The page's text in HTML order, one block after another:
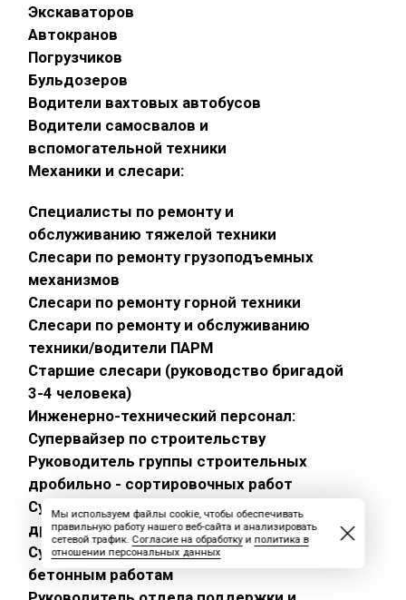
Экскаваторов
Автокранов
Погрузчиков
Бульдозеров
Водители вахтовых автобусов
Водители самосвалов и
вспомогательной техники
Механики и слесари:
Специалисты по ремонту и
обслуживанию тяжелой техники
Слесари по ремонту грузоподъемных
механизмов
Слесари по ремонту горной техники
Слесари по ремонту и обслуживанию
техники/водители ПАРМ
Старшие слесари (руководство бригадой
3-4 человека)
Инженерно-технический персонал:
Супервайзер по строительству
Руководитель группы строительных
дробильно - сортировочных работ
Супервайзер по строительным
дробильно - сортировочным работам
Супервайзер по общестроительным и
бетонным работам
Мы используем файлы cookie, чтобы обеспечивать
правильную работу нашего веб-сайта и анализировать
сетевой трафик. Согласие на обработкуи политика в
отношении персональных данных